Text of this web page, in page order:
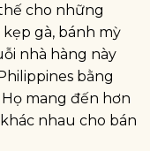
cho những
gà, bánh mỳ
nhà hàng này
bằng
mang đến hơn
nhau cho bán